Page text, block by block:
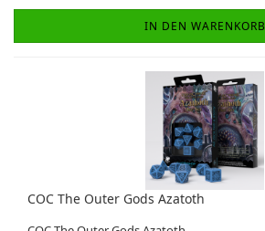
IN DEN WARENKORB
COC The Outer Gods Azatoth